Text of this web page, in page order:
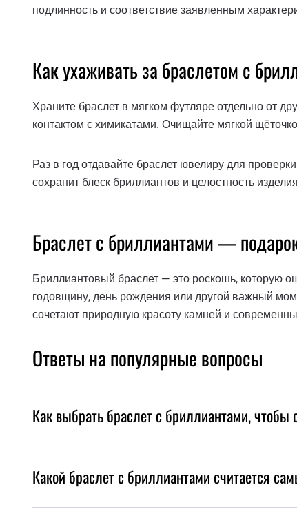
подлинность и соответствие заявленным
Как ухаживать за браслетом с
Храните браслет в мягком футляре отдельно от
контактом с химикатами. Очищайте мягкой
Раз в год отдавайте браслет ювелиру для
сохранит блеск бриллиантов и целостность
Браслет с бриллиантами —
Бриллиантовый браслет — это роскошь, которую
годовщину, день рождения или другой важный
сочетают природную красоту камней и
Ответы на популярные вопросы
Как выбрать браслет с бриллиантами, чтобы
Какой браслет с бриллиантами считается